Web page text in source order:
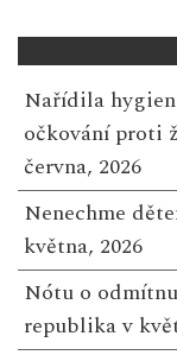
Nařídila
očkování proti
června, 2026
Nenechme
května, 2026
Nótu o
republika v